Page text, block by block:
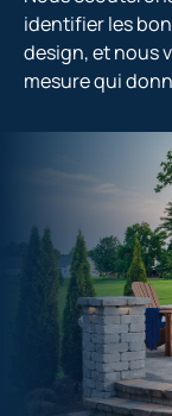
identifier les
design, et nous
mesure qui